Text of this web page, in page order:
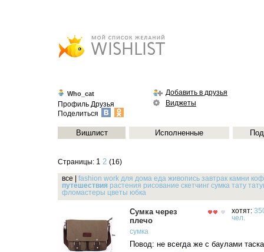
Who_cat
Профиль Друзья
Поделиться
Добавить в друзья
Виджеты
Вишлист Исполненные
Страницы: 1 2 (16)
все fashion work для дома еда живопись завтрак камни
путешествия растения рисование скетчинг сумка тату
фломастеры цветы юбка
Сумка через
плечо
хотят:
чел.
сумка
Повод: не всегда же с баулами